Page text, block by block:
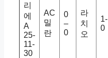
리
에
A
25-
11-
30
AC
밀
란
0
–
0
라
치
오
1-
0